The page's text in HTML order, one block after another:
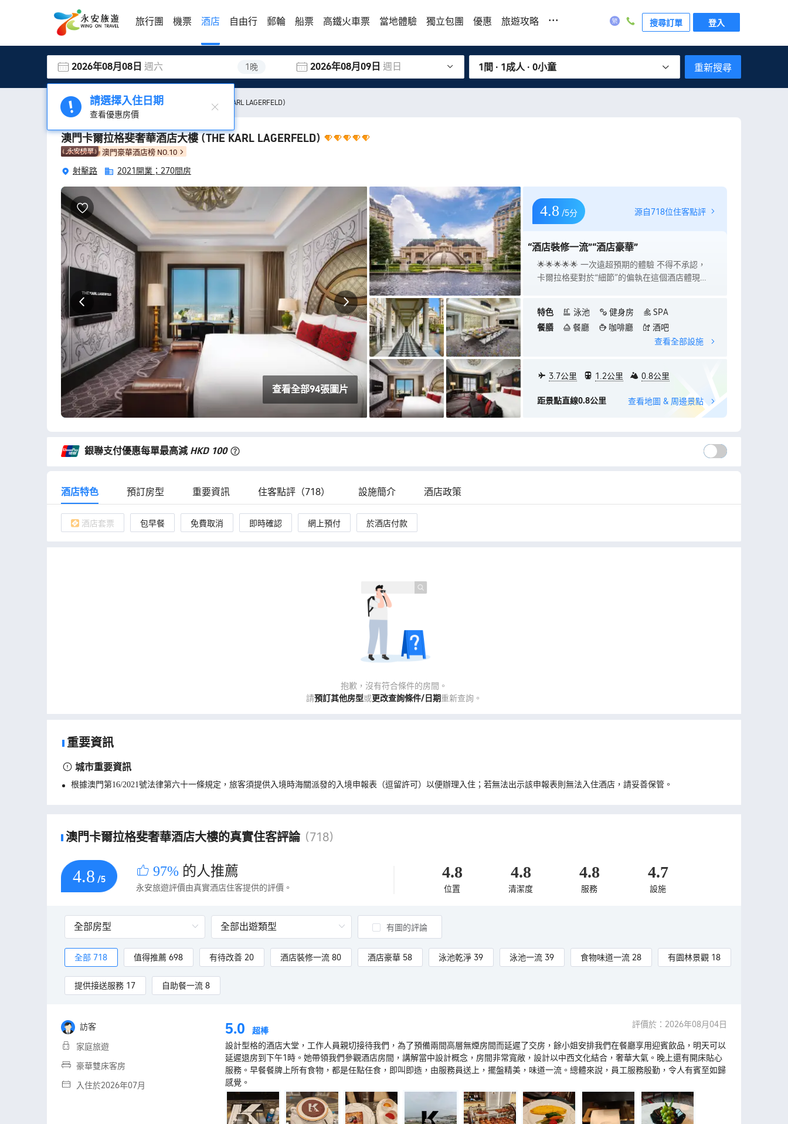
旅行團 機票 酒店 自由行 郵輪 船票 高鐵火車票 當地體驗 獨立包團 優惠 旅遊攻略 ... 搜尋訂單 登入
2026年08月08日 週六 1晚 2026年08月09日 週日 1間 · 1成人 · 0小童 重新搜尋
請選擇入住日期
查看優惠房價
酒店 澳門酒店 澳門卡爾拉格斐奢華酒店大樓 (THE KARL LAGERFELD)
澳門卡爾拉格斐奢華酒店大樓 (THE KARL LAGERFELD)
澳門豪華酒店榜 NO.10
射擊路 2021開業； 270間房
查看全部94張圖片
4.8 /5分 源自718位住客點評
“酒店裝修一流”“酒店豪華”
每個細節做到極致 酒店
有禮貌，主動打招呼。也
就算遇到有些困難的問
員工來解答，很好。酒店
, 前台會跟據客人的情
一定比較少，但味道和質
& French Toast. 另
道現在心意咭用手寫是很
一定會再次入住
環境好好，服務員態慶好，貼心。這邊都好方便
坐車去各個地方。推薦
🌟🌟🌟🌟🌟 一次遠超預期的體驗 不得不承認，
卡爾拉格斐對於“細節”的偏執在這個酒店體現得
淋漓盡致。 從Check-in時的歡迎飲品，到夜床服
務時放置的定製書簽，每一個環節都讓人感到被
尊重。 床品的支數極高，親膚柔軟，保證了差旅
中難得的深度睡眠。 洗護用品是酒店定製香氛，
味道高級且留香持久。 在卡爾拉格斐，連早餐都
像是一場T台秀。 食材新鮮，擺盤精緻，舌尖上
的奢華，視覺上的盛宴，這一趟，胃和眼睛都得
到了極大的滿足。
所有酒店職員表現極具專業水準而且非常友善，
每一位員工見到小朋友都會主動打招呼，笑容滿
設施整體大氣奢華且非常新穎乾淨，床好舒服。
酒店早餐品質極高！種類繁多，由中式點心、粥
特色 泳池 健身房
SPA
餐膳
餐廳 咖啡廳
酒吧
查看全部設施
3.7公里 1.2公里 0.8公里
距景點直線0.8公里 查看地圖 & 周邊景點
銀聯支付優惠每單最高減 HKD 100
酒店特色 預訂房型 重要資訊 住客點評（718） 設施簡介 酒店政策
酒店套票 包早餐 免費取消 即時確認 網上預付 於酒店付款
抱歉，沒有符合條件的房間。
請預訂其他房型或更改查詢條件/日期重新查詢。
重要資訊
城市重要資訊
根據澳門第16/2021號法律第六十一條規定，旅客須提供入境時海關派發的入境申報表（逗留許可）以便辦理入住；若無法出示該申報表則無法入住酒店，請妥善保管。
澳門卡爾拉格斐奢華酒店大樓的真實住客評論 (718)
4.8 /5
97% 的人推薦
永安旅遊評價由真實酒店住客提供的評價。
4.8
位置
4.8
清潔度
4.8
服務
4.7
設施
有圖的評論
全部 718 值得推薦 698 有待改善 20 酒店裝修一流 80 酒店豪華 58 泳池乾淨 39 泳池一流 39 食物味道一流 28 有園林景觀 18
提供接送服務 17 自助餐一流 8
訪客
家庭旅遊
豪華雙床客房
入住於2026年07月
5.0 超棒
評價於：2026年08月04日
設計型格的酒店大堂，工作人員親切接待我們，為了預備兩間高層無煙房間而延遲了交房，餘小姐安排我們在餐廳享用迎賓飲品，明天可以
延遲退房到下午1時。她帶領我們參觀酒店房間，講解當中設計概念，房間非常寬敞，設計以中西文化結合，奢華大氣。晚上還有開床貼心
服務。早餐餐牌上所有食物，都是任點任食，即叫即造，由服務員送上，擺盤精美，味道一流。總體來說，員工服務殷勤，令人有賓至如歸
感覺。